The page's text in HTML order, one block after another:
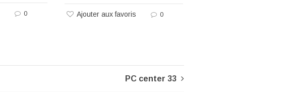
0 Ajouter aux favoris 0
PC center 33